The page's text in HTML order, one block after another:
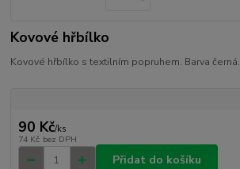
Kovové hřbílko
Kovové hřbílko s textilním popruhem. Barva černá.
90 Kč/ks
74 Kč bez DPH
Přidat do košíku